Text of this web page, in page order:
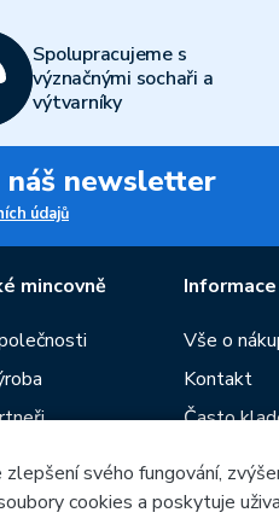
Spolupracujeme s
význačnými sochaři a
výtvarníky
náš newsletter
údajů
mincovně
Vše o
Kontakt
Často
Prodejny
svého fungování,
cookies a poskytuje